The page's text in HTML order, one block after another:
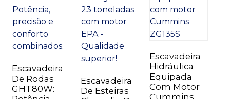
Escavadeira
De Rodas
GHT80W:
Escavadeira
De Esteiras
Escavadeira
Hidráulica
Equipada
Com Motor
Cummins